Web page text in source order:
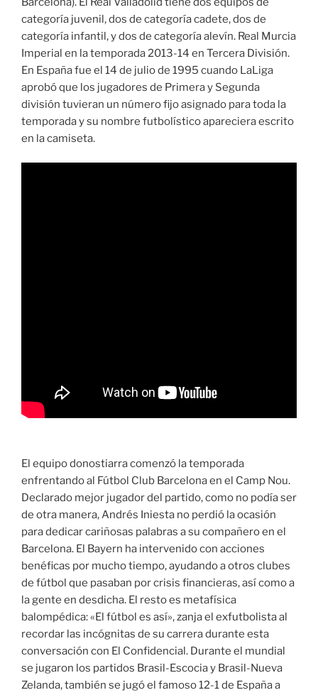
categoría juvenil, dos de categoría cadete, dos de
categoría infantil, y dos de categoría alevín. Real Murcia
Imperial en la temporada 2013-14 en Tercera División.
En España fue el 14 de julio de 1995 cuando LaLiga
aprobó que los jugadores de Primera y Segunda
división tuvieran un número fijo asignado para toda la
temporada y su nombre futbolístico apareciera escrito
en la camiseta.
El equipo donostiarra comenzó la temporada
enfrentando al Fútbol Club Barcelona en el Camp Nou.
Declarado mejor jugador del partido, como no podía ser
de otra manera, Andrés Iniesta no perdió la ocasión
para dedicar cariñosas palabras a su compañero en el
Barcelona. El Bayern ha intervenido con acciones
benéficas por mucho tiempo, ayudando a otros clubes
de fútbol que pasaban por crisis financieras, así como a
la gente en desdicha. El resto es metafísica
balompédica: «El fútbol es así», zanja el exfutbolista al
recordar las incógnitas de su carrera durante esta
conversación con El Confidencial. Durante el mundial
se jugaron los partidos Brasil-Escocia y Brasil-Nueva
Zelanda, también se jugó el famoso 12-1 de España a